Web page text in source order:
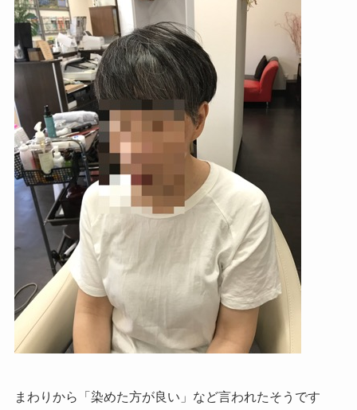
まわりから「染めた方が良い」など言われたそうです